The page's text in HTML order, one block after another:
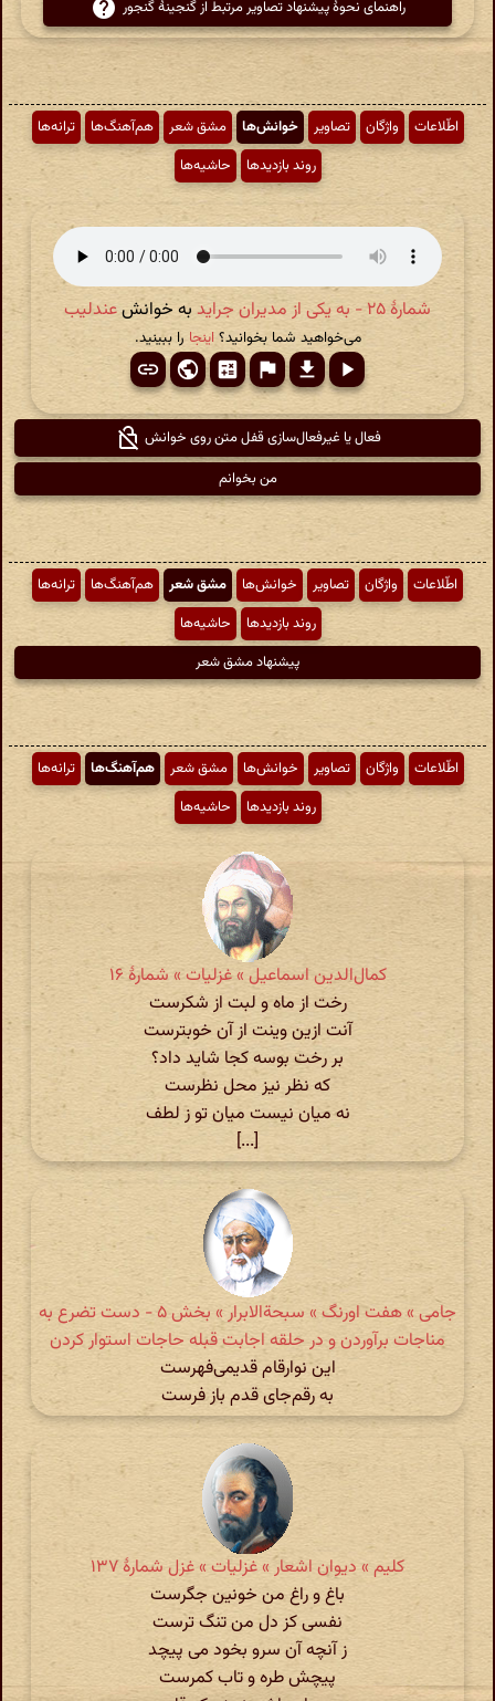
راهنمای نحوهٔ پیشنهاد تصاویر مرتبط از گنجینهٔ گنجور
اطّلاعات واژگان تصاویر خوانش‌ها مشق شعر هم‌آهنگ‌ها
ترانه‌ها
روند بازدیدها
حاشیه‌ها
شمارهٔ ۲۵ - به یکی از مدیران جراید به خوانشعندلیب
می‌خواهید شما بخوانید؟اینجا را ببینید.
فعال یا غیرفعال‌سازی قفل متن روی خوانش
من بخوانم
اطّلاعات واژگان تصاویر خوانش‌ها مشق شعر هم‌آهنگ‌ها
ترانه‌ها
روند بازدیدها
حاشیه‌ها
پیشنهاد مشق شعر
اطّلاعات واژگان تصاویر خوانش‌ها مشق شعر هم‌آهنگ‌ها
ترانه‌ها
روند بازدیدها
حاشیه‌ها
کمال‌الدین اسماعیل » غزلیات » شمارهٔ ۱۶
رخت از ماه و لبت از شکرست
آنت ازین وینت از آن خوبترست
بر رخت بوسه کجا شاید داد؟
که نظر نیز محل نظرست
نه میان نیست میان تو ز لطف
[...]
جامی » هفت اورنگ » سبحة‌الابرار » بخش ۵ - دست تضرع به
مناجات برآوردن و در حلقه اجابت قبله حاجات استوار کردن
این نو‌ارقام قدیمی‌فهرست
به رقم‌جای قدم باز فرست
کلیم » دیوان اشعار » غزلیات » غزل شمارهٔ ۱۳۷
باغ و راغ من خونین جگرست
نفسی کز دل من تنگ ترست
ز آنچه آن سرو بخود می پیچد
پیچش طره و تاب کمرست